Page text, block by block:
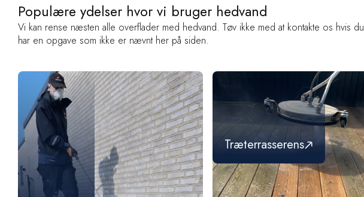
Populære ydelser hvor vi bruger hedvand
Vi kan rense næsten alle overflader med hedvand. Tøv ikke med at kontakte os hvis du
har en opgave som ikke er nævnt her på siden.
Træterrasserens